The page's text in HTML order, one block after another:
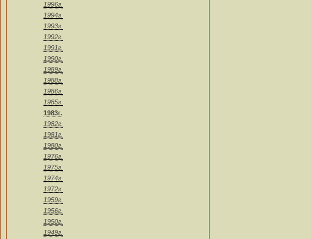
1996г.
1994г.
1993г.
1992г.
1991г.
1990г.
1989г.
1988г.
1986г.
1985г.
1983г.
1982г.
1981г.
1980г.
1976г.
1975г.
1974г.
1972г.
1959г.
1956г.
1950г.
1949г.